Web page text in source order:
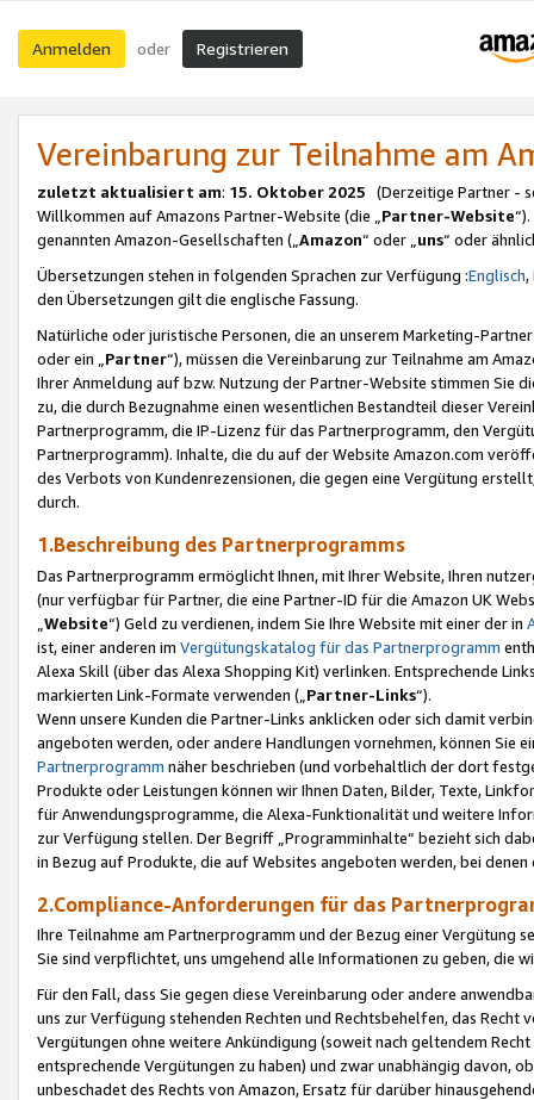
Anmelden oder Registrieren
Vereinbarung zur Teilnahme am
zuletzt aktualisiert am: 15. Oktober 2025 (Derzeitige Partner -
Willkommen auf Amazons Partner-Website (die „Partner-Website
genannten Amazon-Gesellschaften („Amazon“ oder „uns“ oder
Übersetzungen stehen in folgenden Sprachen zur Verfügung :Englisch,
den Übersetzungen gilt die englische Fassung.
Natürliche oder juristische Personen, die an unserem Marketing-
oder ein „Partner“), müssen die Vereinbarung zur Teilnahme am
Ihrer Anmeldung auf bzw. Nutzung der Partner-Website stimmen Sie
zu, die durch Bezugnahme einen wesentlichen Bestandteil dieser
Partnerprogramm, die IP-Lizenz für das Partnerprogramm, den
Partnerprogramm). Inhalte, die du auf der Website Amazon.com
des Verbots von Kundenrezensionen, die gegen eine Vergütung
durch.
1.Beschreibung des Partnerprogramms
Das Partnerprogramm ermöglicht Ihnen, mit Ihrer Website, Ihren
(nur verfügbar für Partner, die eine Partner-ID für die Amazon UK
Website“) Geld zu verdienen, indem Sie Ihre Website mit einer der in
ist, einer anderen im Vergütungskatalog für das Partnerprogramm
Alexa Skill (über das Alexa Shopping Kit) verlinken. Entsprechende
markierten Link-Formate verwenden („ Partner-Links“).
Wenn unsere Kunden die Partner-Links anklicken oder sich damit
angeboten werden, oder andere Handlungen vornehmen, können Sie
Partnerprogramm näher beschrieben (und vorbehaltlich der dort
Produkte oder Leistungen können wir Ihnen Daten, Bilder, Texte,
für Anwendungsprogramme, die Alexa-Funktionalität und weitere
zur Verfügung stellen. Der Begriff „Programminhalte“ bezieht sich
in Bezug auf Produkte, die auf Websites angeboten werden, bei
2.Compliance-Anforderungen für das
Ihre Teilnahme am Partnerprogramm und der Bezug einer Vergütung
Sie sind verpflichtet, uns umgehend alle Informationen zu geben, die
Für den Fall, dass Sie gegen diese Vereinbarung oder andere
uns zur Verfügung stehenden Rechten und Rechtsbehelfen, das
Vergütungen ohne weitere Ankündigung (soweit nach geltendem
entsprechende Vergütungen zu haben) und zwar unabhängig davon,
unbeschadet des Rechts von Amazon, Ersatz für darüber